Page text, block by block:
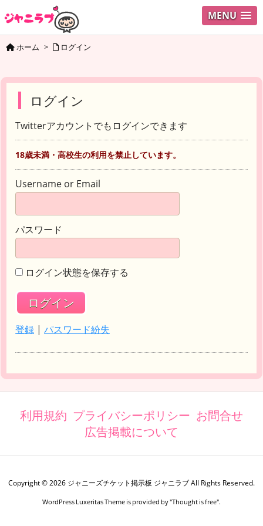
MENU
ホーム > ログイン
ログイン
Twitterアカウントでもログインできます
18歳未満・高校生の利用を禁止しています。
Username or Email
パスワード
ログイン状態を保存する
登録 | パスワード紛失
利用規約 プライバシーポリシー お問合せ
広告掲載について
Copyright ©2026 ジャニーズチケット掲示板 ジャニラブAll Rights Reserved.
WordPress Luxeritas Theme is provided by "Thought is free".